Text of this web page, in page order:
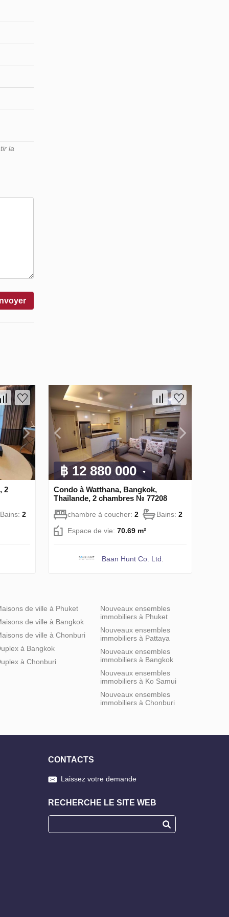
la
2
Bains: 2
฿ 12 880 000
Condo à Watthana, Bangkok,
Thaïlande, 2 chambres № 77208
chambre à coucher: 2 Bains: 2
Espace de vie: 70.69 m²
Baan Hunt Co. Ltd.
de ville à Phuket
de ville à Bangkok
de ville à Chonburi
à Bangkok
à Chonburi
Nouveaux ensembles
immobiliers à Phuket
Nouveaux ensembles
immobiliers à Pattaya
Nouveaux ensembles
immobiliers à Bangkok
Nouveaux ensembles
immobiliers à Ko Samui
Nouveaux ensembles
immobiliers à Chonburi
CONTACTS
Laissez votre demande
RECHERCHE LE SITE WEB